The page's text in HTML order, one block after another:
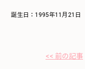
誕生日：1995年11月21日
<< 前の記事